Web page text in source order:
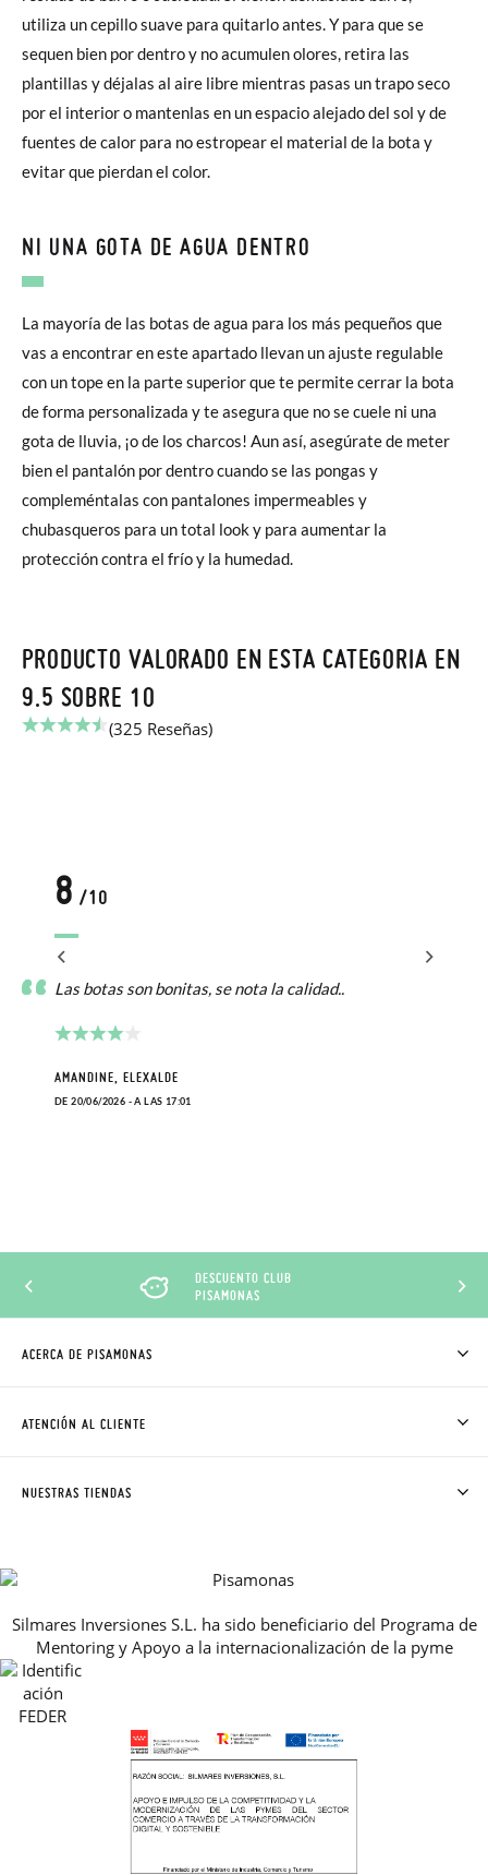
utiliza un cepillo suave para quitarlo antes. Y para que se
sequen bien por dentro y no acumulen olores, retira las
plantillas y déjalas al aire libre mientras pasas un trapo seco
por el interior o mantenlas en un espacio alejado del sol y de
fuentes de calor para no estropear el material de la bota y
evitar que pierdan el color.
NI UNA GOTA DE AGUA DENTRO
La mayoría de las botas de agua para los más pequeños que
vas a encontrar en este apartado llevan un ajuste regulable
con un tope en la parte superior que te permite cerrar la bota
de forma personalizada y te asegura que no se cuele ni una
gota de lluvia, ¡o de los charcos! Aun así, asegúrate de meter
bien el pantalón por dentro cuando se las pongas y
compleméntalas con pantalones impermeables y
chubasqueros para un total look y para aumentar la
protección contra el frío y la humedad.
PRODUCTO VALORADO EN ESTA CATEGORIA EN
9.5 SOBRE 10
(325 Reseñas)
8 /10
Las botas son bonitas, se nota la calidad..
AMANDINE, ELEXALDE
DE 20/06/2026 - A LAS 17:01
DESCUENTO CLUB
PISAMONAS
ACERCA DE PISAMONAS
CÓMO COMPRAR
AVISO LEGAL, PRIVACIDAD Y COOKIES
GUIA DE TALLAS
REBAJAS
ATENCIÓN AL CLIENTE
NUESTRAS TIENDAS
Silmares Inversiones S.L. ha sido beneficiario del Programa de
Mentoring y Apoyo a la internacionalización de la pyme